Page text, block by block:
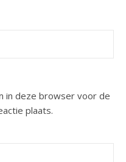
in deze browser voor de
plaats.